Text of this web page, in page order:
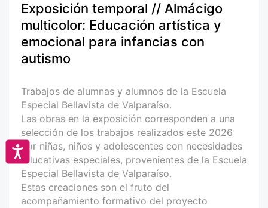
Accesibilidad
Exposición temporal // Almácigo
multicolor: Educación artística y
emocional para infancias con
autismo
Trabajos de alumnas y alumnos de la Escuela
Especial Bellavista de Valparaíso.
Las obras en la exposición corresponden a una
selección de los trabajos realizados este 2026
por niñas, niños y adolescentes con necesidades
educativas especiales, provenientes de la Escuela
Especial Bellavista de Valparaíso.
Estas creaciones son el fruto del
acompañamiento formativo del proyecto